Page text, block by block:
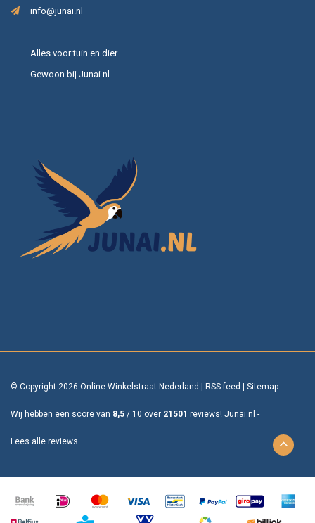
info@junai.nl
Alles voor tuin en dier
Gewoon bij Junai.nl
© Copyright 2026 Online Winkelstraat Nederland | RSS-feed | Sitemap
Wij hebben een score van 8,5 / 10 over 21501 reviews! Junai.nl -
Lees alle reviews